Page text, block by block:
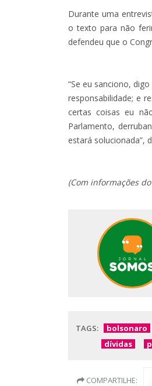
Durante uma
o texto para não
defendeu que o
“Se eu sanciono,
responsabilidade; e
certas coisas eu
Parlamento,
estará solucionada”,
(Com informações
TAGS: bolsonaro
dívidas
COMPARTILHE: